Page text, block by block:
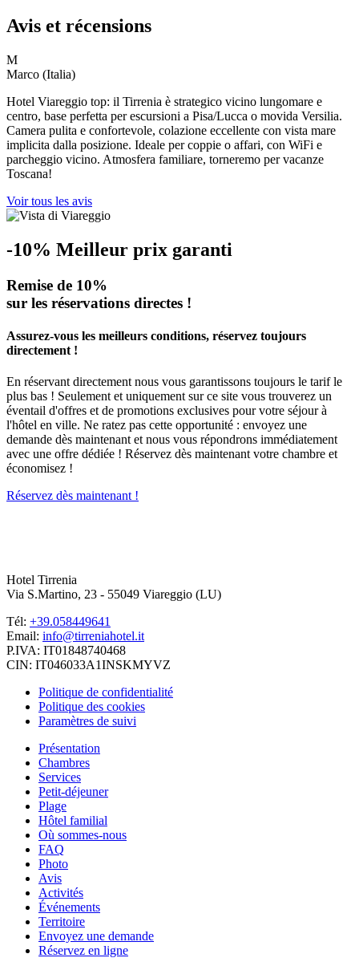
Avis et récensions
M
Marco (Italia)
Hotel Viareggio top: il Tirrenia è strategico vicino lungomare e
centro, base perfetta per escursioni a Pisa/Lucca o movida Versilia.
Camera pulita e confortevole, colazione eccellente con vista mare
implicita dalla posizione. Ideale per coppie o affari, con WiFi e
parcheggio vicino. Atmosfera familiare, torneremo per vacanze
Toscana!
Voir tous les avis
-10% Meilleur prix garanti
Remise de 10%
sur les réservations directes !
Assurez-vous les meilleurs conditions, réservez toujours
directement !
En réservant directement nous vous garantissons toujours le tarif le
plus bas ! Seulement et uniquement sur ce site vous trouverez un
éventail d'offres et de promotions exclusives pour votre séjour à
l'hôtel en ville. Ne ratez pas cette opportunité : envoyez une
demande dès maintenant et nous vous répondrons immédiatement
avec une offre dédiée ! Réservez dès maintenant votre chambre et
économisez !
Réservez dès maintenant !
Hotel Tirrenia
Via S.Martino, 23 - 55049 Viareggio (LU)
Tél: +39.058449641
Email: info@tirreniahotel.it
P.IVA: IT01848740468
CIN: IT046033A1INSKMYVZ
Politique de confidentialité
Politique des cookies
Paramètres de suivi
Présentation
Chambres
Services
Petit-déjeuner
Plage
Hôtel familial
Où sommes-nous
FAQ
Photo
Avis
Activités
Événements
Territoire
Envoyez une demande
Réservez en ligne